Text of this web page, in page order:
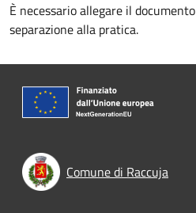
È necessario allegare il
separazione alla pratica.
Comune di Raccuja